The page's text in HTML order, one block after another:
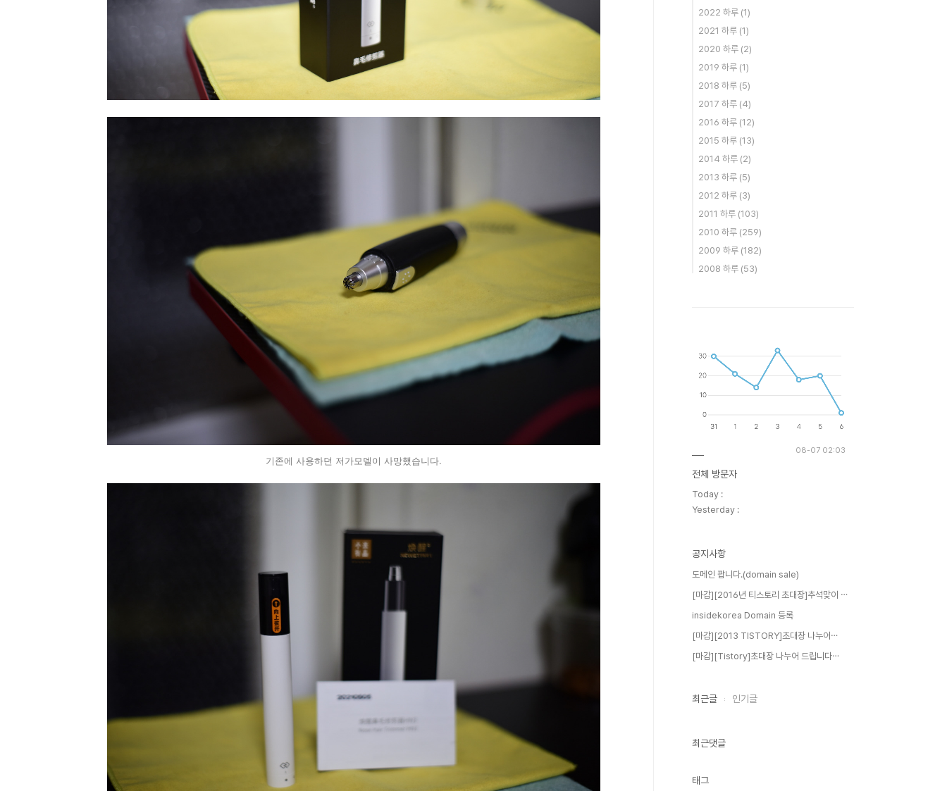
기존에 사용하던 저가모델이 사망했습니다.
2022 하루 (1)
2021 하루 (1)
2020 하루 (2)
2019 하루 (1)
2018 하루 (5)
2017 하루 (4)
2016 하루 (12)
2015 하루 (13)
2014 하루 (2)
2013 하루 (5)
2012 하루 (3)
2011 하루 (103)
2010 하루 (259)
2009 하루 (182)
2008 하루 (53)
08-07 02:03
전체 방문자
Today :
Yesterday :
공지사항
도메인 팝니다.(domain sale)
[마감][2016년 티스토리 초대장]추석맞이 ⋯
insidekorea Domain 등록
[마감][2013 TISTORY]초대장 나누어⋯
[마감][Tistory]초대장 나누어 드립니다⋯
최근글 인기글
최근댓글
태그